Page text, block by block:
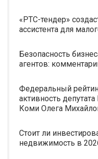
«РТС-тендер»
ассистента для
Безопасность
агентов:
Федеральный
активность
Коми Олега
Стоит ли
недвижимость в